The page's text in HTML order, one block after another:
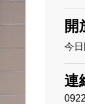
開
今
連